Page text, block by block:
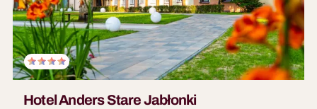
Hotel Anders Stare Jabłonki